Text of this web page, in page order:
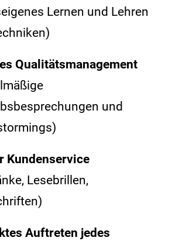
Lernen und Lehren
Qualitätsmanagement
und
Kundenservice
Lesebrillen,
Auftreten jedes